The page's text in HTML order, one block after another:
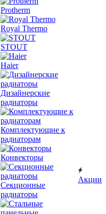
Protherm
Royal Thermo
STOUT
Haier
Дизайнерские
радиаторы
Комплектующие к
радиаторам
Конвекторы
Секционные
радиаторы
Акции